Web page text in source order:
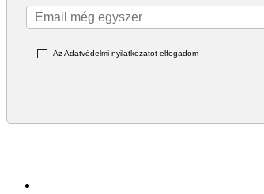
Az Adatvédelmi nyilatkozatot elfogadom